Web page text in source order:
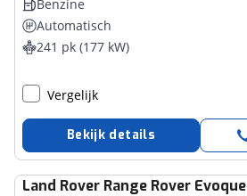
Benzine
Automatisch
241 pk (177 kW)
Vergelijk
Bekijk details
Land Rover Range Rover Evoque